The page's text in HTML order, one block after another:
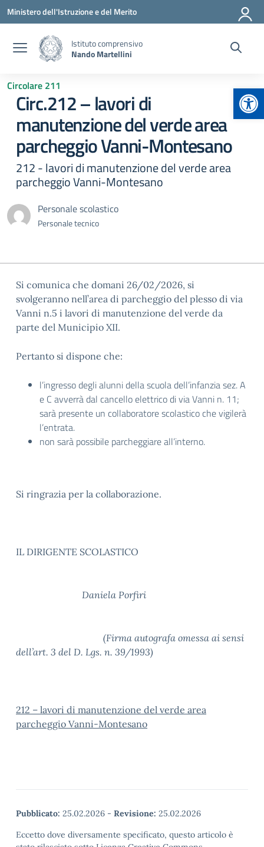
Vai ai contenuti
Vai al menu di navigazione
Vai al footer
Ministero dell'Istruzione e del Merito
Istituto comprensivo
Nando Martellini
Circolare 211
Circ.212 – lavori di
manutenzione del verde area
parcheggio Vanni-Montesano
212 - lavori di manutenzione del verde area
parcheggio Vanni-Montesano
Personale scolastico
Personale tecnico
Si comunica che domani 26/02/2026, si
svolgeranno nell’area di parcheggio del plesso di via
Vanni n.5 i lavori di manutenzione del verde da
parte del Municipio XII.
Pertanto si dispone che:
l’ingresso degli alunni della scuola dell’infanzia sez. A
e C avverrà dal cancello elettrico di via Vanni n. 11;
sarà presente un collaboratore scolastico che vigilerà
l’entrata.
non sarà possibile parcheggiare all’interno.
Si ringrazia per la collaborazione.
IL DIRIGENTE SCOLASTICO
Daniela Porfiri
(Firma autografa omessa ai sensi
dell’art. 3 del D. Lgs. n. 39/1993)
212 – lavori di manutenzione del verde area
parcheggio Vanni-Montesano
Pubblicato: 25.02.2026 - Revisione: 25.02.2026
Eccetto dove diversamente specificato, questo articolo è